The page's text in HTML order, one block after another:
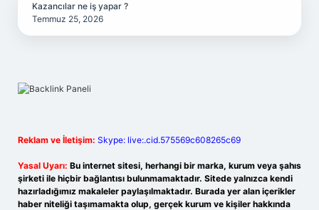
Kazancılar ne iş yapar ?
Temmuz 25, 2026
Reklam ve İletişim: Skype: live:.cid.575569c608265c69
Yasal Uyarı: Bu internet sitesi, herhangi bir marka, kurum veya şahıs
şirketi ile hiçbir bağlantısı bulunmamaktadır. Sitede yalnızca kendi
hazırladığımız makaleler paylaşılmaktadır. Burada yer alan içerikler
haber niteliği taşımamakta olup, gerçek kurum ve kişiler hakkında